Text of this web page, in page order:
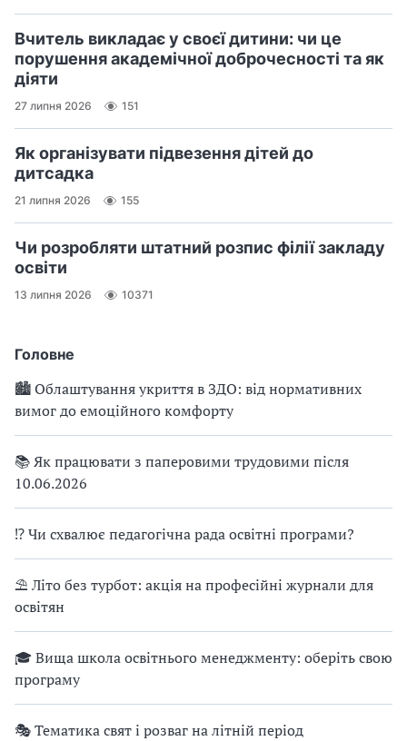
Головне
🏙 Облаштування укриття в ЗДО: від нормативних
вимог до емоційного комфорту
📚 Як працювати з паперовими трудовими після
10.06.2026
⁉ Чи схвалює педагогічна рада освітні програми?
⛱ Літо без турбот: акція на професійні журнали для
освітян
🎓 Вища школа освітнього менеджменту: оберіть свою
програму
🎭 Тематика свят і розваг на літній період
Вчитель викладає у своєї дитини: чи це
порушення академічної доброчесності та як
діяти
27 липня 2026 151
Як організувати підвезення дітей до
дитсадка
21 липня 2026 155
Чи розробляти штатний розпис філії закладу
освіти
13 липня 2026 10371